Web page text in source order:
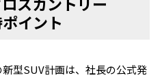
イント
型SUV計画は、社長の公式発